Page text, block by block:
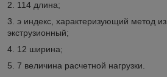
2. 114 длина;
3. э индекс, характеризующий метод
экструзионный;
4. 12 ширина;
5. 7 величина расчетной нагрузки.